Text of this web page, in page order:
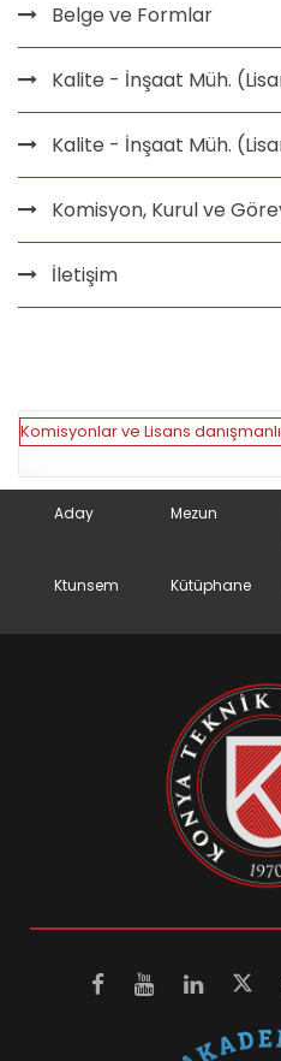
Belge ve Formlar
Kalite - İnşaat Müh.
Kalite - İnşaat Müh.
Komisyon, Kurul ve
İletişim
Komisyonlar ve Lisans
Aday Mezun
Ktunsem Kütüphane